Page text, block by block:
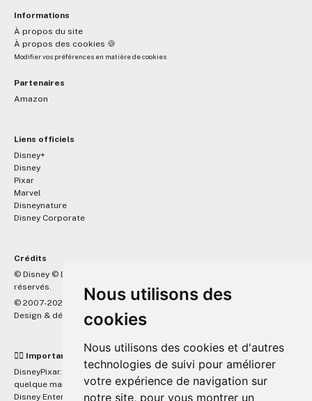
Nous utilisons des
cookies
Nous utilisons des cookies et d'autres
technologies de suivi pour améliorer
votre expérience de navigation sur
notre site, pour vous montrer un
Informations
À propos du site
À propos des cookies 🍪
Modifier vos préférences en matière de cookies
Partenaires
Amazon
Liens officiels
Disney+
Disney
Pixar
Marvel
Disneynature
Disney Corporate
Crédits
© Disney © Disney/Pixar © &
réservés.
© 2007-2026 DisneyPixar.fr
Design & développement :MonsieurPaul
☝🏼 Important
DisneyPixar.fr est un site indépendant et n'est en aucun cas lié de
quelque manière que ce soit avec The Walt Disney Company, Pixar,
Disney Enterprises, Inc ou leurs dérivés ou associés. Toute demande